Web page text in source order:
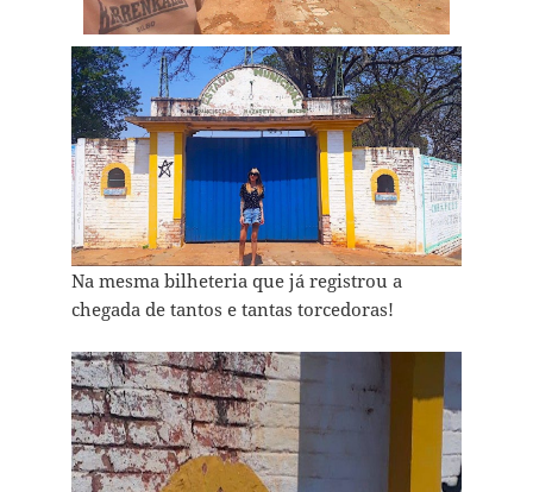
Na mesma bilheteria que já registrou a
chegada de tantos e tantas torcedoras!